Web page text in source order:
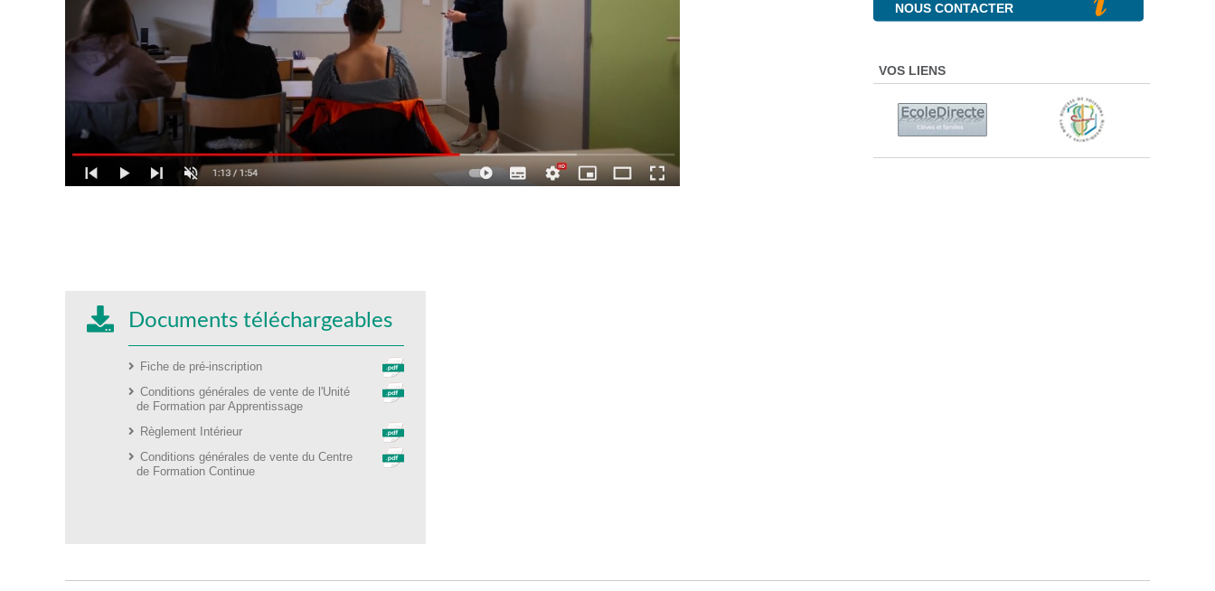
NOUS CONTACTER
VOS LIENS
Documents téléchargeables
Fiche de pré-inscription
Conditions générales de vente de l'Unité
de Formation par Apprentissage
Règlement Intérieur
Conditions générales de vente du Centre
de Formation Continue